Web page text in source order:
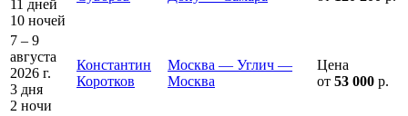
11 дней
10 ночей
7 – 9
августа
2026 г.
3 дня
2 ночи
Константин
Коротков
Москва — Углич —
Москва
Цена
от 53 000 р.